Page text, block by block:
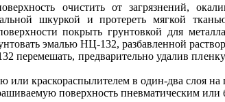
очистить от загрязнений,
шкуркой и протереть мягкой
покрыть грунтовкой для
эмалью НЦ-132, разбавленной
перемешать, предварительно удалив
краскораспылителем в один-два слоя на
поверхность пневматическим